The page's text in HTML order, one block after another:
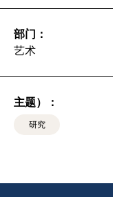
部门：
艺术
主题）：
研究